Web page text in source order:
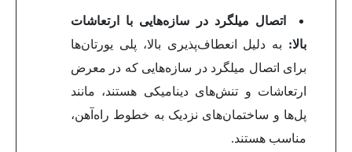
اتصال میلگرد در سازه‌هایی با ارتعاشات
بالا: به دلیل انعطاف‌پذیری بالا، پلی یورتان‌ها
برای اتصال میلگرد در سازه‌هایی که در معرض
ارتعاشات و تنش‌های دینامیکی هستند، مانند
پل‌ها و ساختمان‌های نزدیک به خطوط راه‌آهن،
مناسب هستند.